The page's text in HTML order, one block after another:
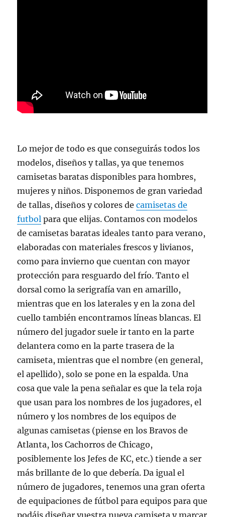
Lo mejor de todo es que conseguirás todos los
modelos, diseños y tallas, ya que tenemos
camisetas baratas disponibles para hombres,
mujeres y niños. Disponemos de gran variedad
de tallas, diseños y colores decamisetas de
futbol para que elijas. Contamos con modelos
de camisetas baratas ideales tanto para verano,
elaboradas con materiales frescos y livianos,
como para invierno que cuentan con mayor
protección para resguardo del frío. Tanto el
dorsal como la serigrafía van en amarillo,
mientras que en los laterales y en la zona del
cuello también encontramos líneas blancas. El
número del jugador suele ir tanto en la parte
delantera como en la parte trasera de la
camiseta, mientras que el nombre (en general,
el apellido), solo se pone en la espalda. Una
cosa que vale la pena señalar es que la tela roja
que usan para los nombres de los jugadores, el
número y los nombres de los equipos de
algunas camisetas (piense en los Bravos de
Atlanta, los Cachorros de Chicago,
posiblemente los Jefes de KC, etc.) tiende a ser
más brillante de lo que debería. Da igual el
número de jugadores, tenemos una gran oferta
de equipaciones de fútbol para equipos para que
podáis diseñar vuestra nueva camiseta y marcar